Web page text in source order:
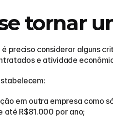
tornar
é preciso considerar alguns
e atividade
em outra empresa como
até R$81.000 por ano;